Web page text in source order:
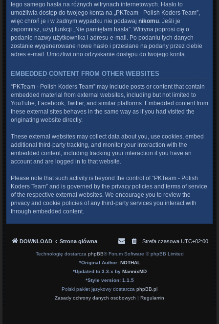
tego samego hasła na różnych witrynach internetowych. Hasło to
umożliwia dostęp do twojego konta na „PKTeam - Polish Koders Team”,
więc chroń je i w żadnym wypadku nie podawaj nikomu. Jeśli je
zapomnisz, użyj funkcji „Nie pamiętam hasła”. Witryna poprosi cię o
podanie nazwy użytkownika i adresu e-mail. Po podaniu tych danych
zostanie wygenerowane nowe hasło i przesłane na podany przez ciebie
adres e-mail. Umożliwi ono odzyskanie dostępu do twojego konta.
EMBEDDED CONTENT FROM OTHER WEBSITES
“PKTeam - Polish Koders Team” may include posts or content that contain
embedded material from external websites, including but not limited to
YouTube, Facebook, Twitter, and similar platforms. Embedded content from
these external sites behaves in the same way as if you had visited the
originating website directly.
These external websites may collect data about you, use cookies, embed
additional third-party tracking, and monitor your interaction with the
embedded content, including tracking your interaction if you have an
account and are logged in to that website.
Please note that such activity is beyond the control of “PKTeam - Polish
Koders Team” and is governed by the privacy policies and terms of service
of the respective external websites. We encourage you to review the
privacy and cookie policies of any third-party services you interact with
through embedded content.
DOWNLOAD Strona główna Strefa czasowa UTC+02:00
Technologię dostarcza phpBB® Forum Software © phpBB Limited
*Original Author: NOTHAL
*Updated to 3.3.x by MannixMD
*Style version: 1.1.5
Polski pakiet językowy dostarcza phpBB.pl
Zasady ochrony danych osobowych | Regulamin